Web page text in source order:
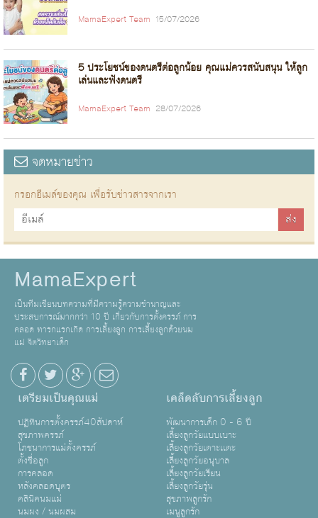
MamaExpert Team 15/07/2026
5 ประโยชน์ของดนตรีต่อลูกน้อย คุณแม่ควรสนับสนุน ให้ลูก
เล่นและฟังดนตรี
MamaExpert Team 28/07/2026
จดหมายข่าว
กรอกอีเมล์ของคุณ เพื่อรับข่าวสารจากเรา
MamaExpert
เป็นทีมเขียนบทความที่มีความรู้ความชำนาญและ
ประสบการณ์มากกว่า 10 ปี เกี่ยวกับการตั้งครรภ์ การ
คลอด ทารกแรกเกิด การเลี้ยงลูก การเลี้ยงลูกด้วยนม
แม่ จิตวิทยาเด็ก
เตรียมเป็นคุณแม่
ปฏิทินการตั้งครรภ์40สัปดาห์
สุขภาพครรภ์
โภชนาการแม่ตั้งครรภ์
ตั้งชื่อลูก
การคลอด
หลังคลอดบุตร
คลินิคนมแม่
นมผง / นมผสม
เคล็ดลับการเลี้ยงลูก
พัฒนาการเด็ก 0 - 6 ปี
เลี้ยงลูกวัยแบบเบาะ
เลี้ยงลูกวัยเตาะเเตะ
เลี้ยงลูกวัยอนุบาล
เลี้ยงลูกวัยเรียน
เลี้ยงลูกวัยรุ่น
สุขภาพลูกรัก
เมนูลูกรัก